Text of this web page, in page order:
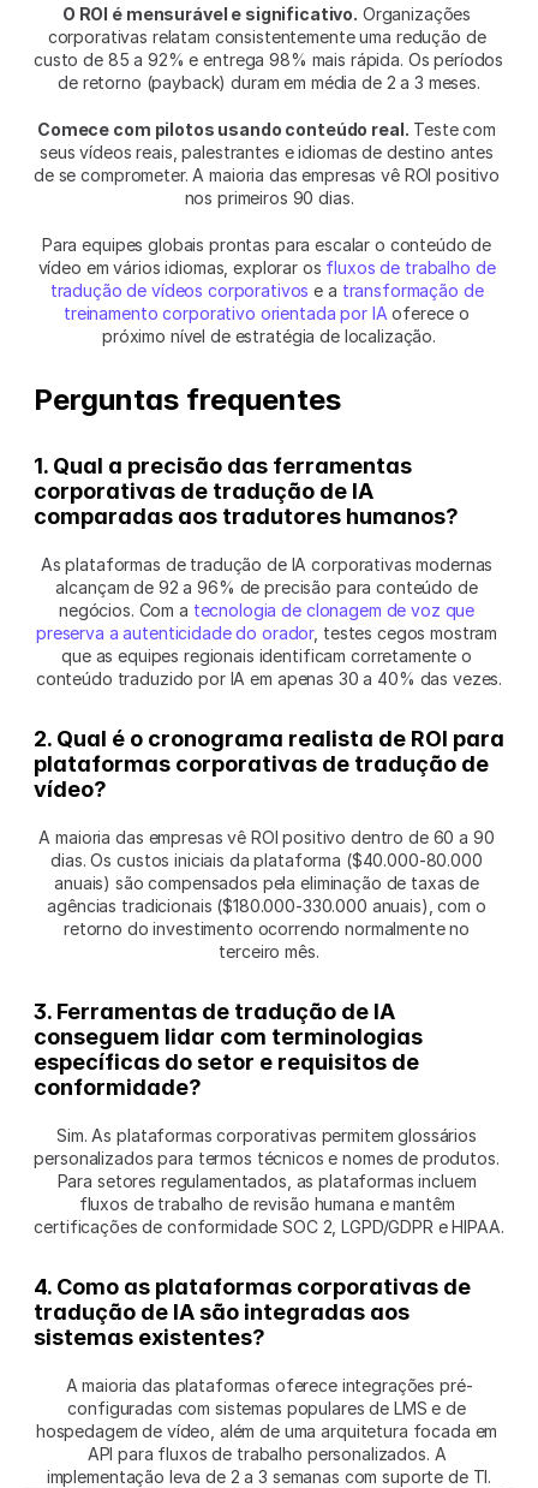
O ROI é mensurável e significativo. Organizações
corporativas relatam consistentemente uma redução de
custo de 85 a 92% e entrega 98% mais rápida. Os períodos
de retorno (payback) duram em média de 2 a 3 meses.
Comece com pilotos usando conteúdo real. Teste com
seus vídeos reais, palestrantes e idiomas de destino antes
de se comprometer. A maioria das empresas vê ROI positivo
nos primeiros 90 dias.
Para equipes globais prontas para escalar o conteúdo de
vídeo em vários idiomas, explorar os fluxos de trabalho de
tradução de vídeos corporativos e a transformação de
treinamento corporativo orientada por IA oferece o
próximo nível de estratégia de localização.
Perguntas frequentes
1. Qual a precisão das ferramentas
corporativas de tradução de IA
comparadas aos tradutores humanos?
As plataformas de tradução de IA corporativas modernas
alcançam de 92 a 96% de precisão para conteúdo de
negócios. Com a tecnologia de clonagem de voz que
preserva a autenticidade do orador, testes cegos mostram
que as equipes regionais identificam corretamente o
conteúdo traduzido por IA em apenas 30 a 40% das vezes.
2. Qual é o cronograma realista de ROI para
plataformas corporativas de tradução de
vídeo?
A maioria das empresas vê ROI positivo dentro de 60 a 90
dias. Os custos iniciais da plataforma ($40.000-80.000
anuais) são compensados pela eliminação de taxas de
agências tradicionais ($180.000-330.000 anuais), com o
retorno do investimento ocorrendo normalmente no
terceiro mês.
3. Ferramentas de tradução de IA
conseguem lidar com terminologias
específicas do setor e requisitos de
conformidade?
Sim. As plataformas corporativas permitem glossários
personalizados para termos técnicos e nomes de produtos.
Para setores regulamentados, as plataformas incluem
fluxos de trabalho de revisão humana e mantêm
certificações de conformidade SOC 2, LGPD/GDPR e HIPAA.
4. Como as plataformas corporativas de
tradução de IA são integradas aos
sistemas existentes?
A maioria das plataformas oferece integrações pré-
configuradas com sistemas populares de LMS e de
hospedagem de vídeo, além de uma arquitetura focada em
API para fluxos de trabalho personalizados. A
implementação leva de 2 a 3 semanas com suporte de TI.